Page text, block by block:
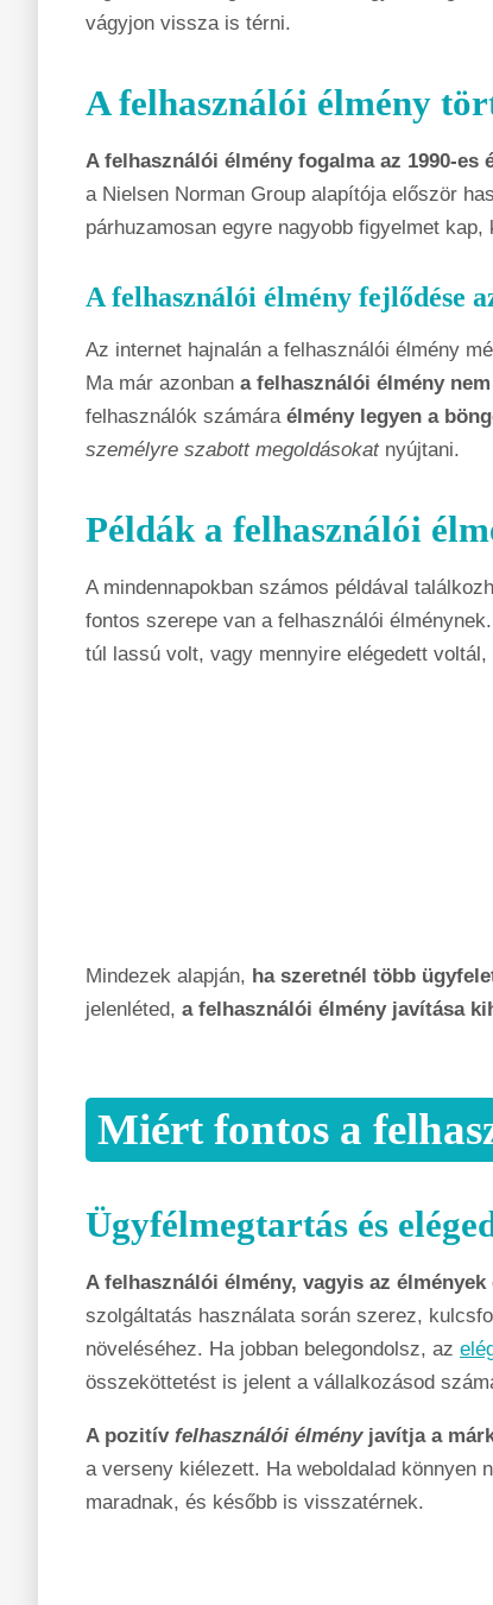
vágyjon vissza is térni.
A felhasználói élmény
A felhasználói élmény fogalma az 1990-
a Nielsen Norman Group alapítója először
párhuzamosan egyre nagyobb figyelmet
A felhasználói élmény fejlődése
Az internet hajnalán a felhasználói élmény
Ma már azonban a felhasználói élmény
felhasználók számára élmény legyen a
személyre szabott megoldásokatnyújtani.
Példák a felhasználói
A mindennapokban számos példával
fontos szerepe van a felhasználói
túl lassú volt, vagy mennyire elégedett
Mindezek alapján, ha szeretnél több
jelenléted, a felhasználói élmény javítása
Miért fontos a
Ügyfélmegtartás és
A felhasználói élmény, vagyis az
szolgáltatás használata során szerez,
növeléséhez. Ha jobban belegondolsz, az
összeköttetést is jelent a vállalkozásod
A pozitív felhasználói élményjavítja a
a verseny kiélezett. Ha weboldalad
maradnak, és később is visszatérnek.